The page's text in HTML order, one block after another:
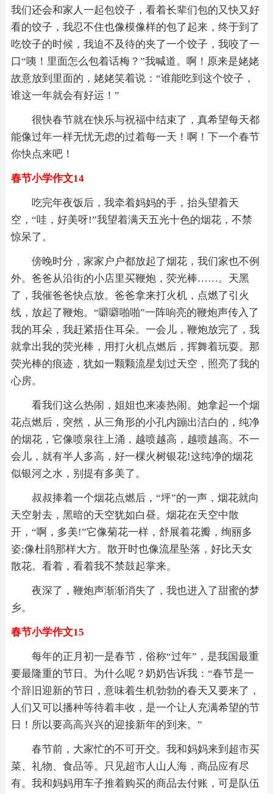
我们还会和家人一起包饺子，看着长辈们包的又快又好
看的饺子，我忍不住也像模像样的包了起来，终于到了
吃饺子的时候，我迫不及待的夹了一个饺子，我咬了一
口“咦！里面怎么包着话梅？”我喊道。啊！原来是姥姥
故意放到里面的，姥姥笑着说：“谁能吃到这个饺子，
谁这一年就会有好运！”
很快春节就在快乐与祝福中结束了，真希望每天都
能像过年一样无忧无虑的过着每一天！啊！下一个春节
你快点来吧！
春节小学作文14
吃完年夜饭后，我牵着妈妈的手，抬头望着天
空，“哇，好美呀!”我望着满天五光十色的烟花，不禁
惊呆了。
傍晚时分，家家户户都放起了烟花，我们家也不例
外。爸爸从沿街的小店里买鞭炮，荧光棒……。天黑
了，我催爸爸快点放。爸爸拿来打火机，点燃了引火
线，放起了鞭炮。“噼噼啪啪”一阵响亮的鞭炮声传入了
我的耳朵，我赶紧捂住耳朵。一会儿，鞭炮放完了，我
就拿出我的荧光棒，用打火机点燃后，挥舞着玩耍。那
荧光棒的痕迹，犹如一颗颗流星划过天空，照亮了我的
心房。
看我们这么热闹，姐姐也来凑热闹。她拿起一个烟
花点燃后，突然，从三角形的小孔内蹦出洁白的，纯净
的烟花，它像喷泉往上涌，越喷越高，越喷越高。不一
会儿，就有半人多高，好一棵火树银花!这纯净的烟花
似银河之水，别提有多美了。
叔叔捧着一个烟花点燃后，“坪”的一声，烟花就向
天空射去，黑暗的天空犹如白昼。烟花在天空中散
开，“啊，多美!”它像菊花一样，舒展着花瓣，绚丽多
姿;像杜鹃那样大方。散开时也像流星坠落，好比天女
散花。看着，看着我不禁鼓起掌来。
夜深了，鞭炮声渐渐消失了，我也进入了甜蜜的梦
乡。
春节小学作文15
每年的正月初一是春节，俗称“过年”，是我国最重
要最隆重的节日。为什么呢？奶奶告诉我：“春节是一
个辞旧迎新的节日，意味着生机勃勃的春天又要来了，
人们又可以播种等待着丰收，是一个让人充满希望的节
日！所以要高高兴兴的迎接新年的到来。”
春节前，大家忙的不可开交。我和妈妈来到超市买
菜、礼物、食品等。只见超市人山人海，商品应有尽
有。我和妈妈用车子推着购买的商品去付账，可是队伍